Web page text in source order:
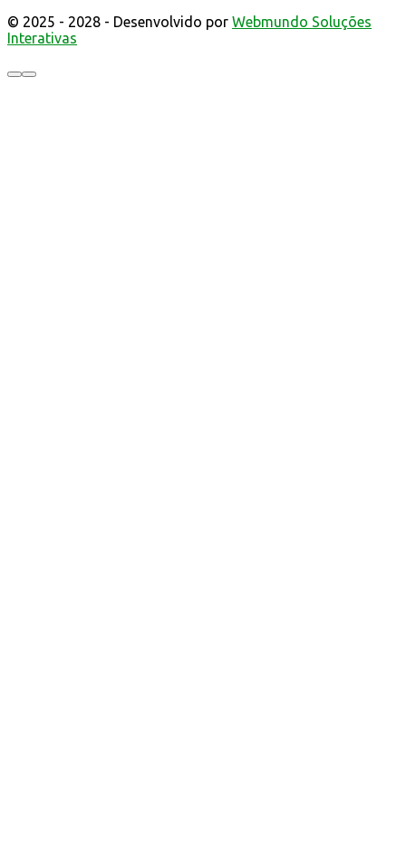
© 2025 - 2028 - Desenvolvido por Webmundo Soluções
Interativas